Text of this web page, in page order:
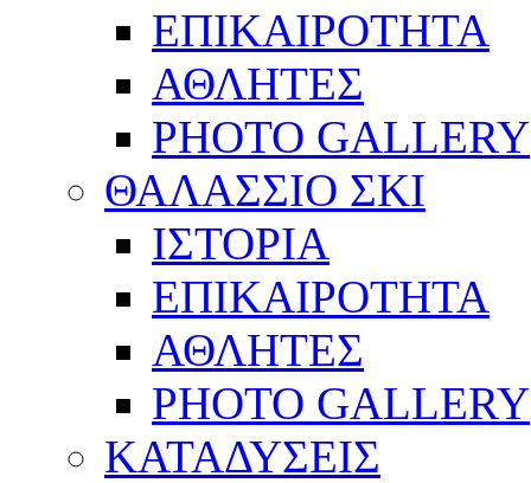
ΕΠΙΚΑΙΡΟΤΗΤΑ
ΑΘΛΗΤΕΣ
PHOTO GALLERY
ΘΑΛΑΣΣΙΟ ΣΚΙ
ΙΣΤΟΡΙΑ
ΕΠΙΚΑΙΡΟΤΗΤΑ
ΑΘΛΗΤΕΣ
PHOTO GALLERY
ΚΑΤΑΔΥΣΕΙΣ